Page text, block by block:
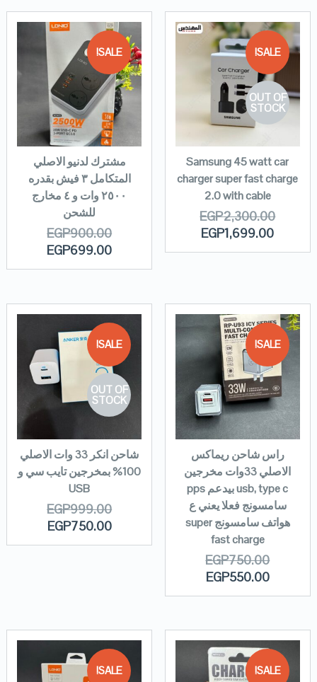
SALE!
OUT OF
STOCK
Samsung 45 watt car
charger super fast charge
2.0 with cable
EGP2,300.00
EGP1,699.00
SALE!
مشترك لدنيو الاصلي
المتكامل ٣ فيش بقدره
٢٥٠٠ وات و ٤ مخارج
للشحن
EGP900.00
EGP699.00
SALE!
راس شاحن ريماكس
الاصلي 33وات مخرجين
usb, type c بيدعم pps
سامسونج فعلا يعني ع
هواتف سامسونج super
fast charge
EGP750.00
EGP550.00
SALE!
OUT OF
STOCK
شاحن انكر 33 وات الاصلي
100% بمخرجين تايب سي و
USB
EGP999.00
EGP750.00
SALE!
SALE!